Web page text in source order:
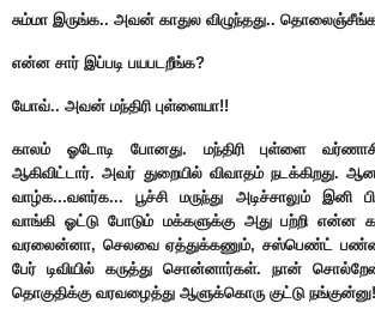
சும்மா இருங்க.. அவன் காதுல விழுந்தது..
என்ன சார் இப்படி பயபடறீங்க?
யோவ்.. அவன் மந்திரி புள்ளையா!!
காலம் ஓடோடி போனது. மந்திரி புள்ளை
ஆகிவிட்டார். அவர் துறையில் விவாதம் நடக்கிறது.
வாழ்க...வளர்க... பூச்சி மருந்து அடிச்சாலும் இனி
வாங்கி ஓட்டு போடும் மக்களுக்கு அது பற்றி
வரலைன்னா, செலவை ஏத்துக்கணும், சஸ்பெண்ட்
பேர் டிவியில் கருத்து சொன்னார்கள். நான்
தொகுதிக்கு வரவழைத்து ஆளுக்கொரு குட்டு